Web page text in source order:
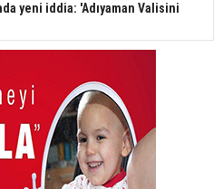
yeni iddia: 'Adıyaman Valisini